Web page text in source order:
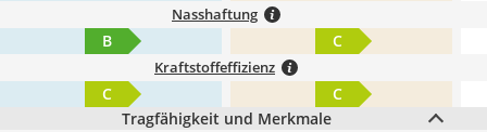
Nasshaftung
B C
Kraftstoffeffizienz
C
C
Tragfähigkeit und Merkmale